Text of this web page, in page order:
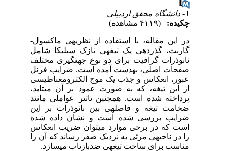
چکیده:
در این مقاله، با استفاده از نظریه­ی ماکسول-
گارنت، گذردهی یک تیغه­ی نازک سیلیکا شامل
نانوذرات گرافیت برای دو نوع جهت­گیری مختلف
صفحات اصلی، به­دست آمده است. ضرایب فرنل
عبور، انعکاس و جذب یک موج الکترومغناطیسی
از این تیغه، که به صورت عمود بر آن می­تابد،
پرداخته­ شده است. هم­چنین تاثیر عواملی مانند
ضخامت تیغه و فاصله­ی بین نانوذرات بر این
ضرایب بررسی شده است و نشان داده شده
است که در برخی موارد می­توان ضریب انعکاس
را در ناحیه­ی مرئی به نزدیک صفر رساند که آن را
مناسب برای ساخت تیغه­ی ضدبازتاب می­سازد.